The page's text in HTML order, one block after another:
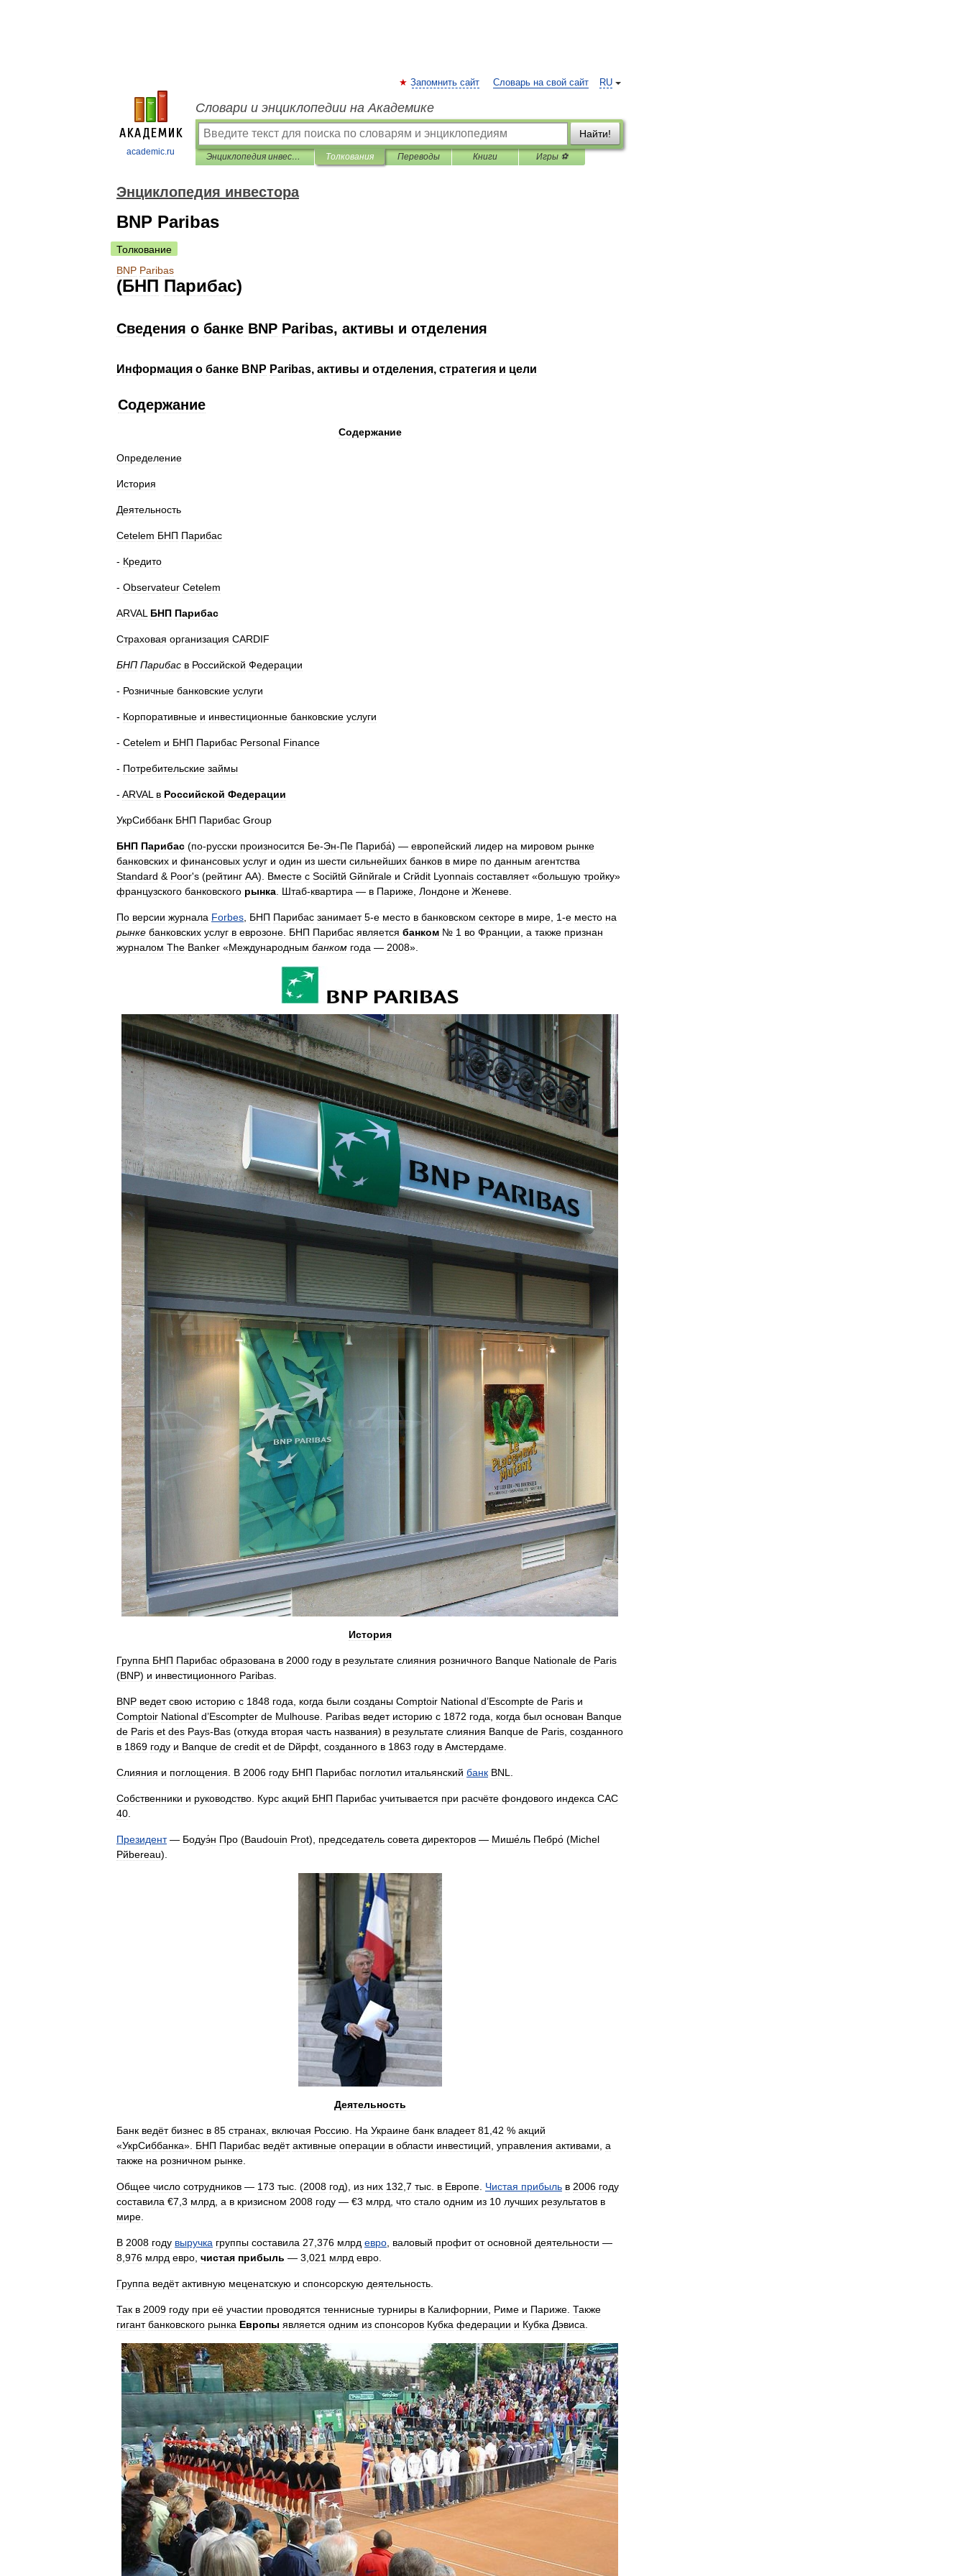
academic.ru
RU
Запомнить сайт Словарь на свой сайт
Словари и энциклопедии на Академике
Найти!
Энциклопедия инвестора Толкования Переводы Книги Игры ⚽
Энциклопедия инвестора
BNP Paribas
Толкование
BNP Paribas
(БНП Парибас)
Сведения о банке BNP Paribas, активы и отделения
Информация о банке BNP Paribas, активы и отделения, стратегия и цели
Содержание
Содержание
Определение
История
Деятельность
Cetelem БНП Парибас
- Кредито
- Observateur Cetelem
ARVAL БНП Парибас
Cтраховая организация CARDIF
БНП Парибас в Российской Федерации
- Розничные банковские услуги
- Корпоративные и инвестиционные банковские услуги
- Cetelem и БНП Парибас Personal Finance
- Потребительские займы
- ARVAL в Российской Федерации
УкрСиббанк БНП Парибас Group
БНП Парибас (по-русски произносится Бе-Эн-Пе Париба́) — европейский лидер на мировом рынке
банковских и финансовых услуг и один из шести сильнейших банков в мире по данным агентства
Standard & Poor's (рейтинг АА). Вместе с Sociйtй Gйnйrale и Crйdit Lyonnais составляет«большую тройку»
французского банковского рынка Штаб-квартира — в Париже Лондоне и Женеве
По версии журнала Forbes БНП Парибас занимает 5-е место в банковском секторе в мире 1-е место на
рынке банковских услуг в еврозоне БНП Парибас является банком № 1 во Франции а также признан
журналом The Banker «Международным банком года — 2008».
История
Группа БНП Парибас образована в 2000 году в результате слияния розничного Banque Nationale de Paris
(BNP) и инвестиционного Paribas.
BNP ведет свою историю с 1848 года, когда были созданы Comptoir National d’Escompte de Paris и
Comptoir National d’Escompter de Mulhouse. Paribas ведет историю с 1872 года, когда был основан Banque
de Paris et des Pays-Bas (откуда вторая часть названия) в результате слияния Banque de Paris, созданного
в 1869 году и Banque de credit et de Dйpфt, созданного в 1863 году в Амстердаме.
Слияния и поглощения. В 2006 году БНП Парибас поглотил итальянский банк BNL.
Собственники и руководство. Курс акций БНП Парибас учитывается при расчёте фондового индекса CAC
40.
Президент— Бодуэ́н Про (Baudouin Prot), председатель совета директоров — Мише́ль Пебро́ (Michel
Pйbereau).
Деятельность
Банк ведёт бизнес в 85 странах, включая Россию. На Украине банк владеет 81,42 % акций
«УкрСиббанка». БНП Парибас ведёт активные операции в области инвестиций, управления активами, а
также на розничном рынке.
Общее число сотрудников — 173 тыс. (2008 год), из них 132,7 тыс. в Европе. Чистая прибыль в 2006 году
составила €7,3 млрд, а в кризисном 2008 году — €3 млрд, что стало одним из 10 лучших результатов в
мире.
В 2008 году выручка группы составила 27,376 млрд евро, валовый профит от основной деятельности —
8,976 млрд евро, чистая прибыль — 3,021 млрд евро.
Группа ведёт активную меценатскую и спонсорскую деятельность.
Так в 2009 году при её участии проводятся теннисные турниры в Калифорнии, Риме и Париже. Также
гигант банковского рынка Европы является одним из спонсоров Кубка федерации и Кубка Дэвиса.